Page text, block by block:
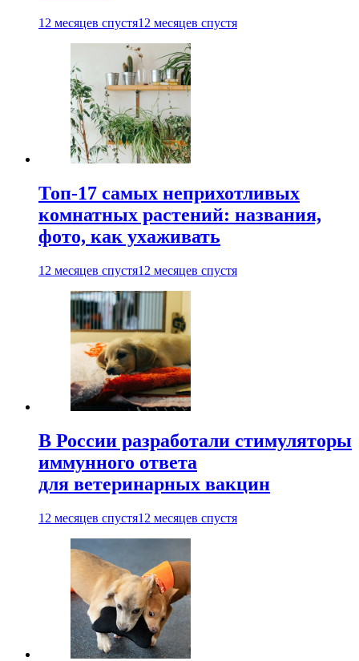
12 месяцев спустя12 месяцев спустя
Топ-17 самых неприхотливых
комнатных растений: названия,
фото, как ухаживать
12 месяцев спустя12 месяцев спустя
В России разработали стимуляторы
иммунного ответа
для ветеринарных вакцин
12 месяцев спустя12 месяцев спустя